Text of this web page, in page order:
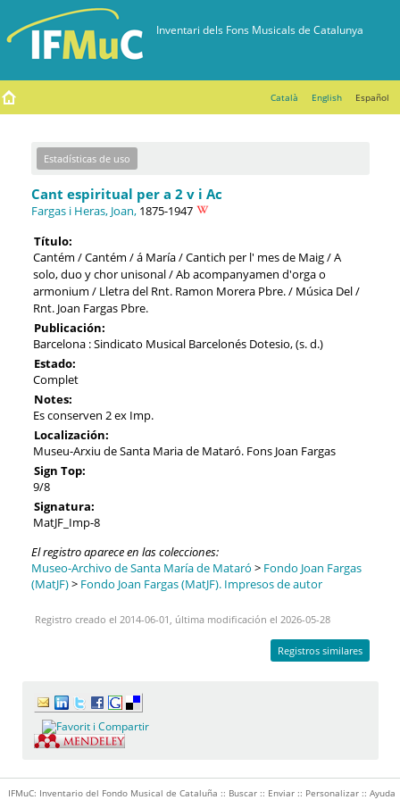
Català English Español
Estadísticas de uso
Cant espiritual per a 2 v i Ac
Fargas i Heras, Joan,1875-1947
Título:
Cantém / Cantém / á María / Cantich per l' mes de Maig / A
solo, duo y chor unisonal / Ab acompanyamen d'orga o
armonium / Lletra del Rnt. Ramon Morera Pbre. / Música Del /
Rnt. Joan Fargas Pbre.
Publicación:
Barcelona : Sindicato Musical Barcelonés Dotesio, (s. d.)
Estado:
Complet
Notes:
Es conserven 2 ex Imp.
Localización:
Museu-Arxiu de Santa Maria de Mataró. Fons Joan Fargas
Sign Top:
9/8
Signatura:
MatJF_Imp-8
El registro aparece en las colecciones:
Museo-Archivo de Santa María de Mataró > Fondo Joan Fargas
(MatJF)> Fondo Joan Fargas (MatJF). Impresos de autor
Registro creado el 2014-06-01, última modificación el 2026-05-28
Registros similares
IFMuC: Inventario del Fondo Musical de Cataluña :: Buscar:: Enviar:: Personalizar:: Ayuda